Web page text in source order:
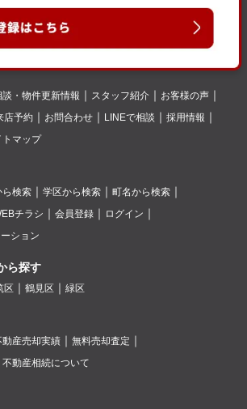
・物件更新情報 スタッフ紹介
お客様の声
店予約 お問合わせ LINEで相談
採用情報
トマップ
ら検索 学区から検索
町名から検索
チラシ 会員登録
ログイン
ション
ら探す
区 鶴見区 緑区
動産売却実績
無料売却査定
不動産相続について